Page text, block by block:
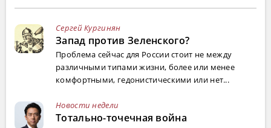
Сергей Кургинян
Запад против Зеленского?
Проблема сейчас для России стоит не между
различными типами жизни, более или менее
комфортными, гедонистическими или нет...
Новости недели
Тотально-точечная война